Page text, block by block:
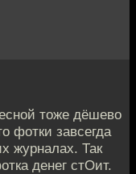
тоже дёшево
фотки завсегда
журналах. Так
денег стОит.